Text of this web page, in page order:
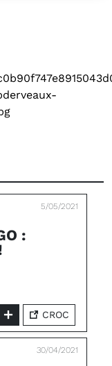
5/05/2021
:
CROC
30/04/2021